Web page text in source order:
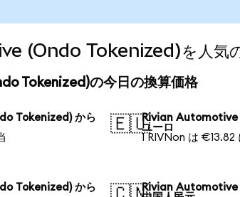
(Ondo Tokenized)を人気の
Tokenized)の今日の換算価格
Tokenized) から
🇪🇺Rivian Automotive
ユーロ
1 RIVNon は €13.82
Tokenized) から
Rivian Automotive